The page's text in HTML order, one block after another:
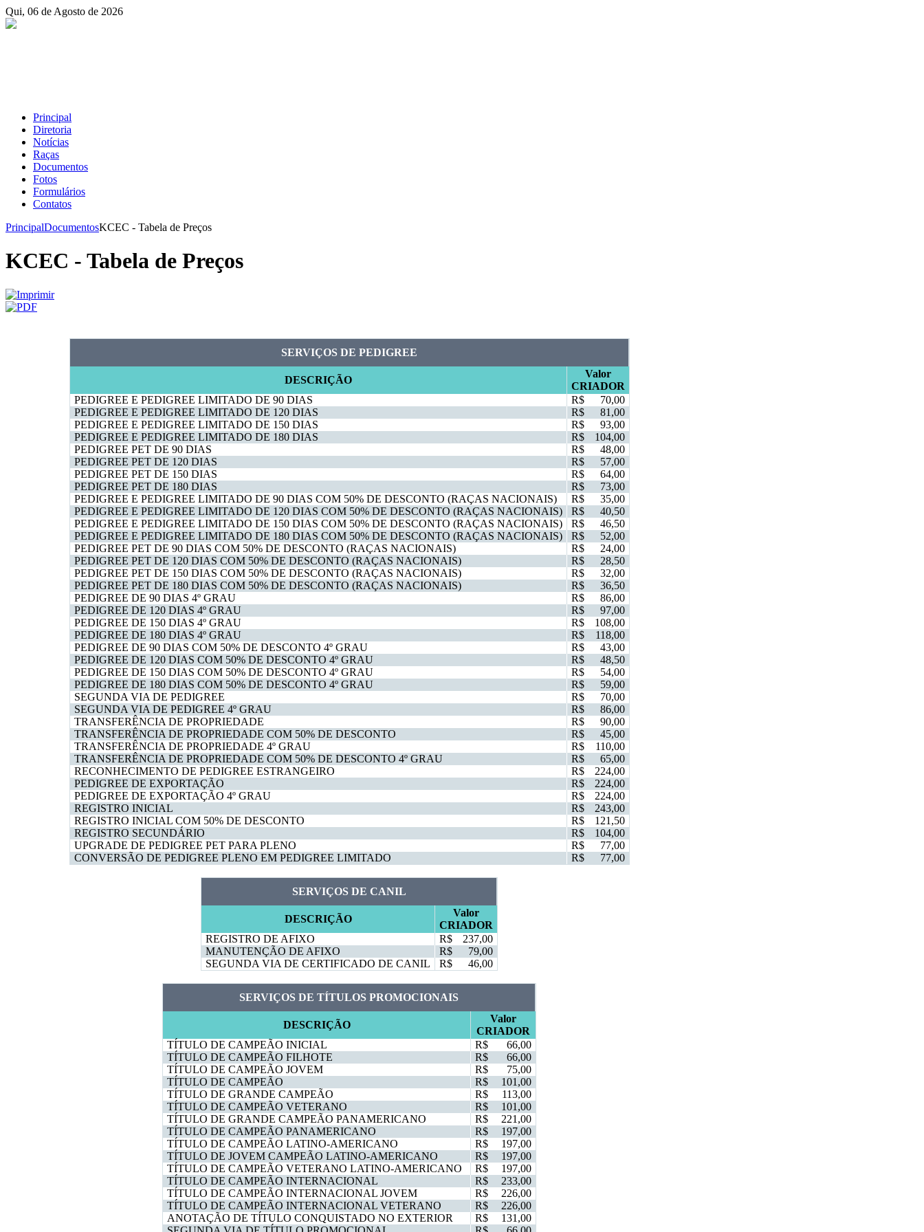
Qui, 06 de Agosto de 2026
Principal
Diretoria
Notícias
Raças
Documentos
Fotos
Formulários
Contatos
PrincipalDocumentosKCEC - Tabela de Preços
KCEC - Tabela de Preços
SERVIÇOS DE PEDIGREE
DESCRIÇÃO
Valor
CRIADOR
PEDIGREE E PEDIGREE LIMITADO DE 90 DIAS
R$
70,00
PEDIGREE E PEDIGREE LIMITADO DE 120 DIAS
R$
81,00
PEDIGREE E PEDIGREE LIMITADO DE 150 DIAS
R$
93,00
PEDIGREE E PEDIGREE LIMITADO DE 180 DIAS
R$
104,00
PEDIGREE PET DE 90 DIAS
R$
48,00
PEDIGREE PET DE 120 DIAS
R$
57,00
PEDIGREE PET DE 150 DIAS
R$
64,00
PEDIGREE PET DE 180 DIAS
R$
73,00
PEDIGREE E PEDIGREE LIMITADO DE 90 DIAS COM 50% DE DESCONTO (RAÇAS NACIONAIS)
R$
35,00
PEDIGREE E PEDIGREE LIMITADO DE 120 DIAS COM 50% DE DESCONTO (RAÇAS NACIONAIS)
R$
40,50
PEDIGREE E PEDIGREE LIMITADO DE 150 DIAS COM 50% DE DESCONTO (RAÇAS NACIONAIS)
R$
46,50
PEDIGREE E PEDIGREE LIMITADO DE 180 DIAS COM 50% DE DESCONTO (RAÇAS NACIONAIS)
R$
52,00
PEDIGREE PET DE 90 DIAS COM 50% DE DESCONTO (RAÇAS NACIONAIS)
R$
24,00
PEDIGREE PET DE 120 DIAS COM 50% DE DESCONTO (RAÇAS NACIONAIS)
R$
28,50
PEDIGREE PET DE 150 DIAS COM 50% DE DESCONTO (RAÇAS NACIONAIS)
R$
32,00
PEDIGREE PET DE 180 DIAS COM 50% DE DESCONTO (RAÇAS NACIONAIS)
R$
36,50
PEDIGREE DE 90 DIAS 4º GRAU
R$
86,00
PEDIGREE DE 120 DIAS 4º GRAU
R$
97,00
PEDIGREE DE 150 DIAS 4º GRAU
R$
108,00
PEDIGREE DE 180 DIAS 4º GRAU
R$
118,00
PEDIGREE DE 90 DIAS COM 50% DE DESCONTO 4º GRAU
R$
43,00
PEDIGREE DE 120 DIAS COM 50% DE DESCONTO 4º GRAU
R$
48,50
PEDIGREE DE 150 DIAS COM 50% DE DESCONTO 4º GRAU
R$
54,00
PEDIGREE DE 180 DIAS COM 50% DE DESCONTO 4º GRAU
R$
59,00
SEGUNDA VIA DE PEDIGREE
R$
70,00
SEGUNDA VIA DE PEDIGREE 4º GRAU
R$
86,00
TRANSFERÊNCIA DE PROPRIEDADE
R$
90,00
TRANSFERÊNCIA DE PROPRIEDADE COM 50% DE DESCONTO
R$
45,00
TRANSFERÊNCIA DE PROPRIEDADE 4º GRAU
R$
110,00
TRANSFERÊNCIA DE PROPRIEDADE COM 50% DE DESCONTO 4º GRAU
R$
65,00
RECONHECIMENTO DE PEDIGREE ESTRANGEIRO
R$
224,00
PEDIGREE DE EXPORTAÇÃO
R$
224,00
PEDIGREE DE EXPORTAÇÃO 4º GRAU
R$
224,00
REGISTRO INICIAL
R$
243,00
REGISTRO INICIAL COM 50% DE DESCONTO
R$
121,50
REGISTRO SECUNDÁRIO
R$
104,00
UPGRADE DE PEDIGREE PET PARA PLENO
R$
77,00
CONVERSÃO DE PEDIGREE PLENO EM PEDIGREE LIMITADO
R$ 77,00
SERVIÇOS DE CANIL
DESCRIÇÃO
Valor
CRIADOR
REGISTRO DE AFIXO
R$
237,00
MANUTENÇÃO DE AFIXO
R$
79,00
SEGUNDA VIA DE CERTIFICADO DE CANIL
R$ 46,00
SERVIÇOS DE TÍTULOS PROMOCIONAIS
DESCRIÇÃO
Valor
CRIADOR
TÍTULO DE CAMPEÃO INICIAL
R$
66,00
TÍTULO DE CAMPEÃO FILHOTE
R$
66,00
TÍTULO DE CAMPEÃO JOVEM
R$
75,00
TÍTULO DE CAMPEÃO
R$
101,00
TÍTULO DE GRANDE CAMPEÃO
R$
113,00
TÍTULO DE CAMPEÃO VETERANO
R$
101,00
TÍTULO DE GRANDE CAMPEÃO PANAMERICANO
R$
221,00
TÍTULO DE CAMPEÃO PANAMERICANO
R$
197,00
TÍTULO DE CAMPEÃO LATINO-AMERICANO
R$
197,00
TÍTULO DE JOVEM CAMPEÃO LATINO-AMERICANO
R$
197,00
TÍTULO DE CAMPEÃO VETERANO LATINO-AMERICANO
R$
197,00
TÍTULO DE CAMPEÃO INTERNACIONAL
R$
233,00
TÍTULO DE CAMPEÃO INTERNACIONAL JOVEM
R$
226,00
TÍTULO DE CAMPEÃO INTERNACIONAL VETERANO
R$
226,00
ANOTAÇÃO DE TÍTULO CONQUISTADO NO EXTERIOR
R$
131,00